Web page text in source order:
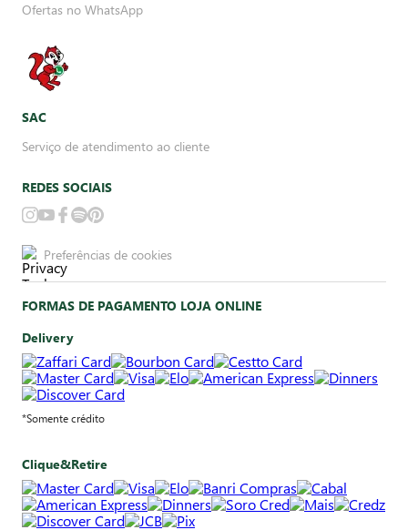
Ofertas no WhatsApp
SAC
Serviço de atendimento ao cliente
REDES SOCIAIS
Preferências de cookies
FORMAS DE PAGAMENTO LOJA ONLINE
Delivery
*Somente crédito
Clique&Retire